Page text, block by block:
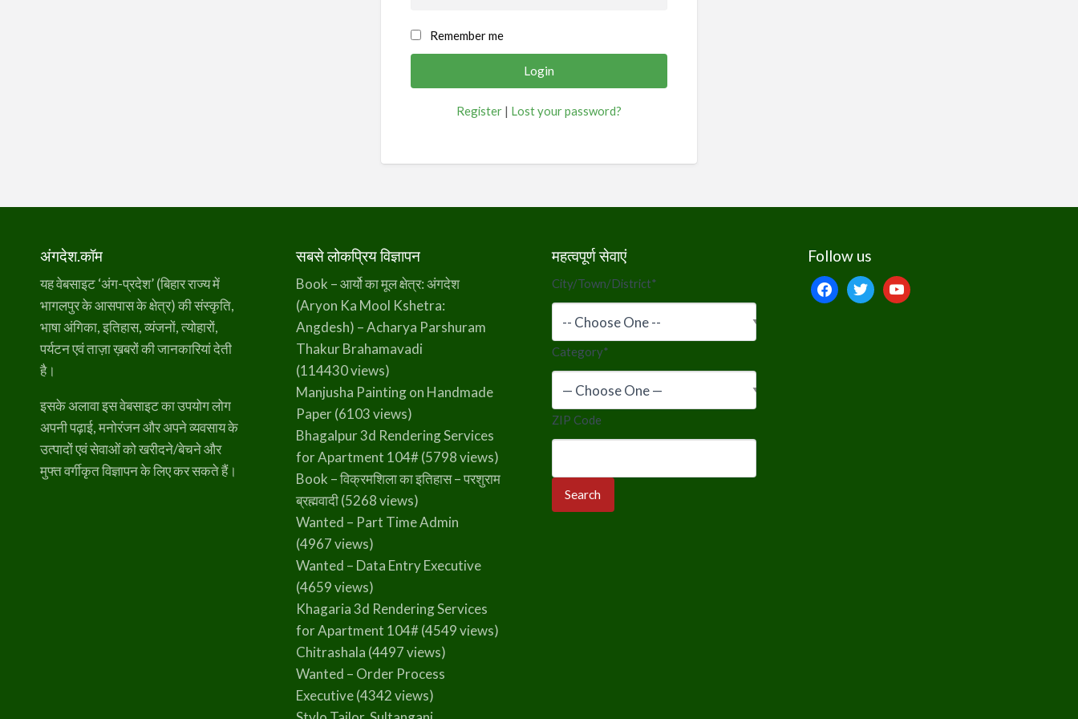
Remember me
Register | Lost your password?
अंगदेश.कॉम
यह वेबसाइट ‘अंग-प्रदेश’ (बिहार राज्य में
भागलपुर के आसपास के क्षेत्र) की संस्कृति,
भाषा अंगिका, इतिहास, व्यंजनों, त्योहारों,
पर्यटन एवं ताज़ा ख़बरों की जानकारियां देती
है।
इसके अलावा इस वेबसाइट का उपयोग लोग
अपनी पढ़ाई, मनोरंजन और अपने व्यवसाय के
उत्पादों एवं सेवाओं को खरीदने/बेचने और
मुफ्त वर्गीकृत विज्ञापन के लिए कर सकते हैं।
सबसे लोकप्रिय विज्ञापन
Book – आर्यो का मूल क्षेत्र: अंगदेश
(Aryon Ka Mool Kshetra:
Angdesh) – Acharya Parshuram
Thakur Brahamavadi
(114430 views)
Manjusha Painting on Handmade
Paper(6103 views)
Bhagalpur 3d Rendering Services
for Apartment 104#(5798 views)
Book – विक्रमशिला का इतिहास – परशुराम
ब्रह्मवादी(5268 views)
Wanted – Part Time Admin
(4967 views)
Wanted – Data Entry Executive
(4659 views)
Khagaria 3d Rendering Services
for Apartment 104#(4549 views)
Chitrashala (4497 views)
Wanted – Order Process
Executive(4342 views)
महत्वपूर्ण सेवाएं
City/Town/District*
Category*
ZIP Code
Follow us
facebooktwitteryoutube